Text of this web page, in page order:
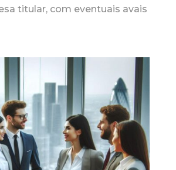
titular, com eventuais avais